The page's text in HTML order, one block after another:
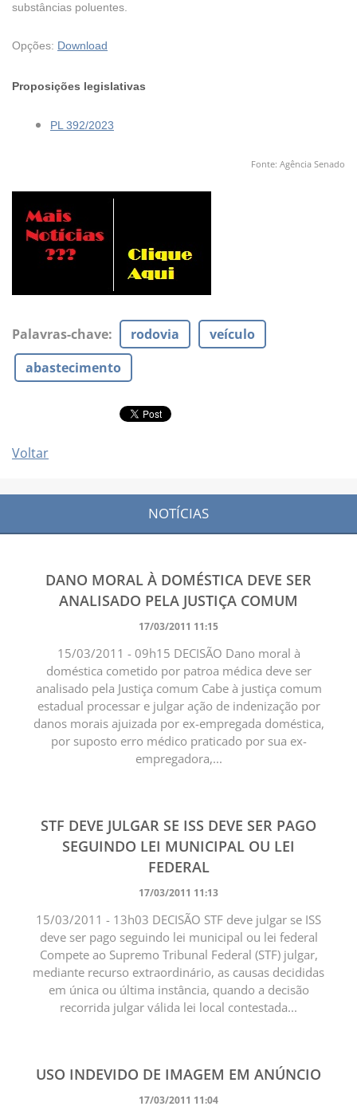
substâncias poluentes.
Opções: Download
Proposições legislativas
PL 392/2023
Fonte: Agência Senado
Palavras-chave: rodovia
veículo
abastecimento
Voltar
NOTÍCIAS
DANO MORAL À DOMÉSTICA DEVE SER
ANALISADO PELA JUSTIÇA COMUM
17/03/2011 11:15
15/03/2011 - 09h15 DECISÃO Dano moral à
doméstica cometido por patroa médica deve ser
analisado pela Justiça comum Cabe à justiça comum
estadual processar e julgar ação de indenização por
danos morais ajuizada por ex-empregada doméstica,
por suposto erro médico praticado por sua ex-
empregadora,...
STF DEVE JULGAR SE ISS DEVE SER PAGO
SEGUINDO LEI MUNICIPAL OU LEI
FEDERAL
17/03/2011 11:13
15/03/2011 - 13h03 DECISÃO STF deve julgar se ISS
deve ser pago seguindo lei municipal ou lei federal
Compete ao Supremo Tribunal Federal (STF) julgar,
mediante recurso extraordinário, as causas decididas
em única ou última instância, quando a decisão
recorrida julgar válida lei local contestada...
USO INDEVIDO DE IMAGEM EM ANÚNCIO
17/03/2011 11:04